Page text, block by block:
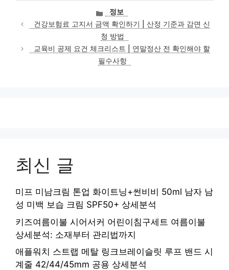
카
테
고
리
정보
건강보험료 고지서 금액 확인하기 | 산정 기준과 감면 신
청 방법
교육비 공제 요건 체크리스트 | 연말정산 전 확인해야 할
필수사항
최신 글
미프 미남크림 톤업 화이트닝+썬비비 50ml 남자 남
성 미백 보습 크림 SPF50+ 상세분석
키즈여름이불 시어서커 어린이침구세트 여름이불
상세분석: 소재부터 관리법까지
애플워치 스트랩 메탈 링크브레이슬릿 루프 밴드 시
계줄 42/44/45mm 공용 상세분석